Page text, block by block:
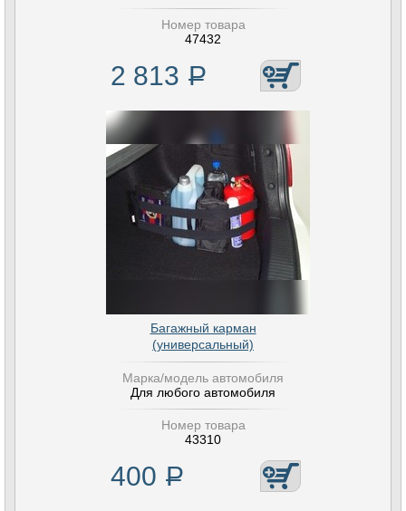
Номер товара
47432
2 813 Р
Багажный карман
(универсальный)
Марка/модель автомобиля
Для любого автомобиля
Номер товара
43310
400 Р